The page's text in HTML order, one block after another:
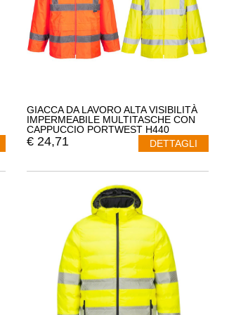
GIACCA DA LAVORO ALTA VISIBILITÀ
IMPERMEABILE MULTITASCHE CON
CAPPUCCIO PORTWEST H440
€ 24,71 DETTAGLI